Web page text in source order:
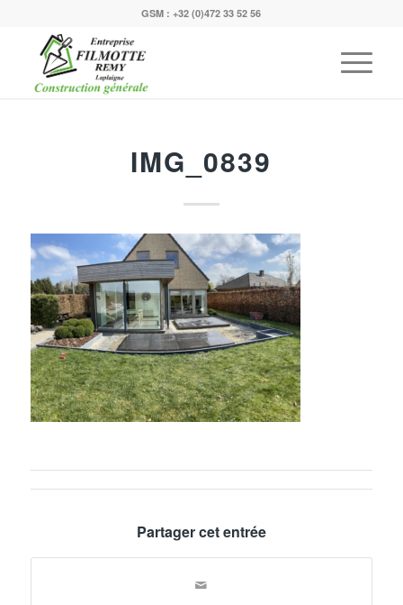
GSM :+32 (0)472 33 52 56
IMG_0839
Partager cet entrée